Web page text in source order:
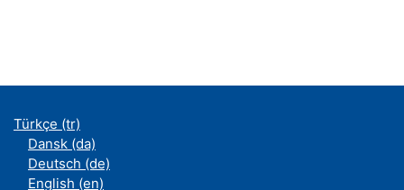
Türkçe ‎(tr)‎
Dansk ‎(da)‎
Deutsch ‎(de)‎
English ‎(en)‎